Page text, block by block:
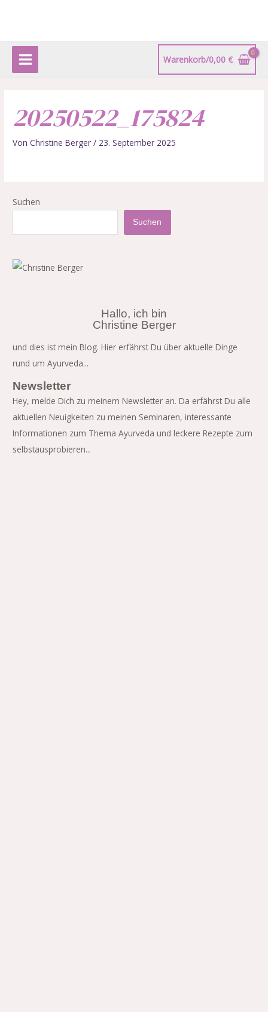
Warenkorb/0,00 €
20250522_175824
VonChristine Berger/ 23. September 2025
Suchen
Suchen
Hallo, ich bin
Christine Berger
und dies ist mein Blog. Hier erfährst Du über aktuelle Dinge
rund um Ayurveda...
Newsletter
Hey, melde Dich zu meinem Newsletter an. Da erfährst Du alle
aktuellen Neuigkeiten zu meinen Seminaren, interessante
Informationen zum Thema Ayurveda und leckere Rezepte zum
selbstausprobieren...